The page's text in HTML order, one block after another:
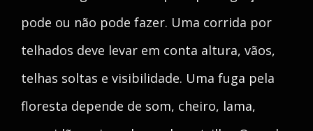
pode ou não pode fazer. Uma corrida por
telhados deve levar em conta altura, vãos,
telhas soltas e visibilidade. Uma fuga pela
floresta depende de som, cheiro, lama,